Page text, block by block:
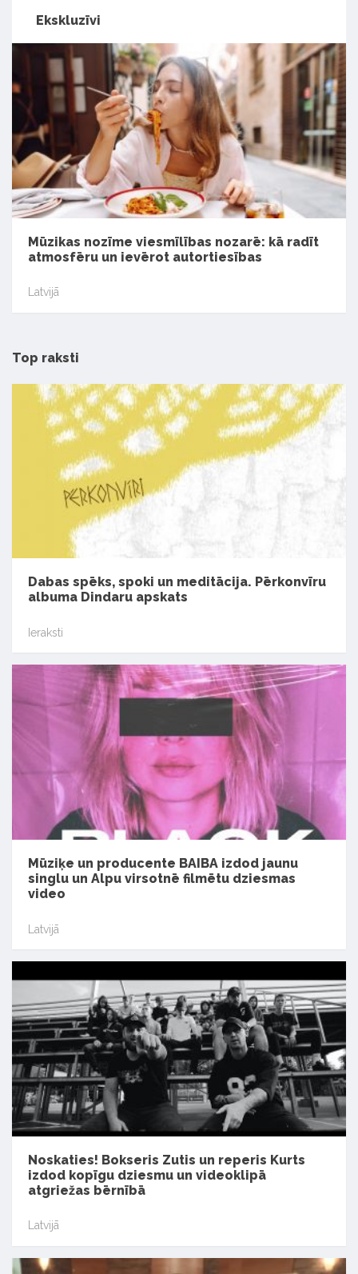
Ekskluzīvi
Mūzikas nozīme viesmīlības nozarē: kā radīt
atmosfēru un ievērot autortiesības
Latvijā
Top raksti
Dabas spēks, spoki un meditācija. Pērkonvīru
albuma Dindaru apskats
Ieraksti
Mūziķe un producente BAIBA izdod jaunu
singlu un Alpu virsotnē filmētu dziesmas
video
Latvijā
Noskaties! Bokseris Zutis un reperis Kurts
izdod kopīgu dziesmu un videoklipā
atgriežas bērnībā
Latvijā